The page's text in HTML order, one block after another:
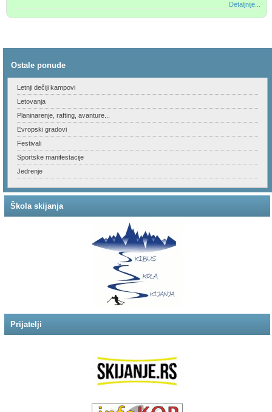
Detaljnije...
Ostale ponude
Letnji dečiji kampovi
Letovanja
Planinarenje, rafting, avanture...
Evropski gradovi
Festivali
Sportske manifestacije
Jedrenje
Škola skijanja
Prijatelji